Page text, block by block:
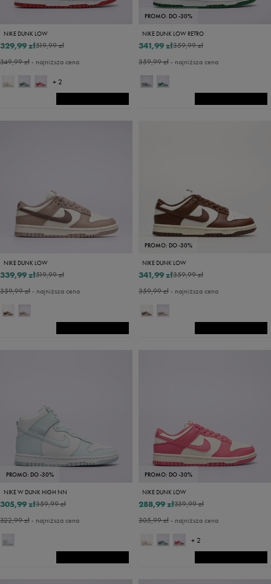
NIKE DUNK LOW
519,99 zł
329,99 zł
349,99 zł- najniższa cena
+ 2
PROMO: DO -30%
NIKE DUNK LOW RETRO
359,99 zł
341,99 zł
359,99 zł- najniższa cena
NIKE DUNK LOW
519,99 zł
339,99 zł
359,99 zł- najniższa cena
PROMO: DO -30%
NIKE DUNK LOW
359,99 zł
341,99 zł
359,99 zł- najniższa cena
PROMO: DO -30%
NIKE W DUNK HIGH NN
359,99 zł
305,99 zł
322,99 zł- najniższa cena
PROMO: DO -30%
NIKE DUNK LOW
339,99 zł
288,99 zł
305,99 zł- najniższa cena
+ 2